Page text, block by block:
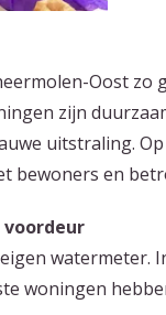
Oost zo
zijn
uitstraling.
bewoners en
watermeter.
woningen